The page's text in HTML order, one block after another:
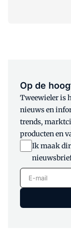
Op de
Tweewieler is
nieuws en
trends,
producten en
Ik maak
E-mail